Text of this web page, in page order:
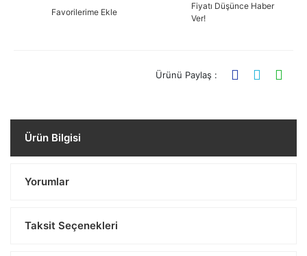
Favorilerime Ekle
Fiyatı Düşünce Haber
Ver!
Ürünü Paylaş :
Ürün Bilgisi
Yorumlar
Taksit Seçenekleri